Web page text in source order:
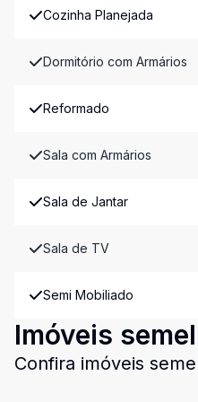
Cozinha Planejada
Dormitório com Armários
Reformado
Sala com Armários
Sala de Jantar
Sala de TV
Semi Mobiliado
Imóveis
Confira imóveis